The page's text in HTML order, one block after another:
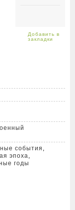
события ,
эпоха,
годы